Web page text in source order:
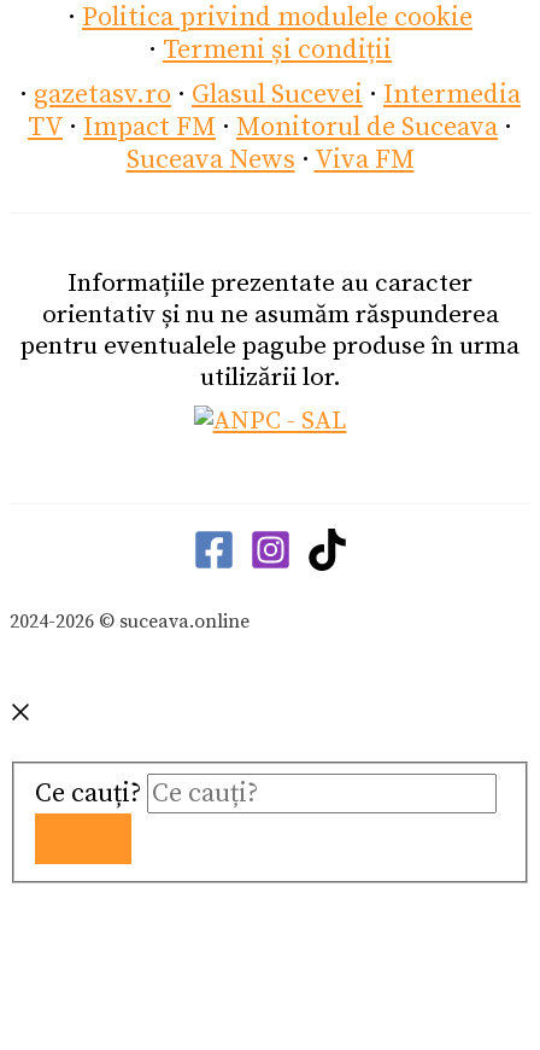
· Politica privind modulele cookie
· Termeni și condiții
· gazetasv.ro · Glasul Sucevei · Intermedia
TV · Impact FM · Monitorul de Suceava ·
Suceava News · Viva FM
Informațiile prezentate au caracter
orientativ și nu ne asumăm răspunderea
pentru eventualele pagube produse în urma
utilizării lor.
2024-2026 © suceava.online
Ce cauți?